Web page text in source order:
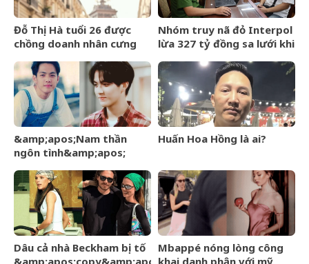
Đỗ Thị Hà tuổi 26 được
chồng doanh nhân cưng
rạng rỡ
Nhóm truy nã đỏ Interpol
lừa 327 tỷ đồng sa lưới khi
&amp;apos;Nam thần
ngôn tình&amp;apos;
U60 vẫn như thanh niên
Huấn Hoa Hồng là ai?
Dâu cả nhà Beckham bị tố
&amp;apos;copy&amp;apos;
Mbappé nóng lòng công
khai danh phận với mỹ